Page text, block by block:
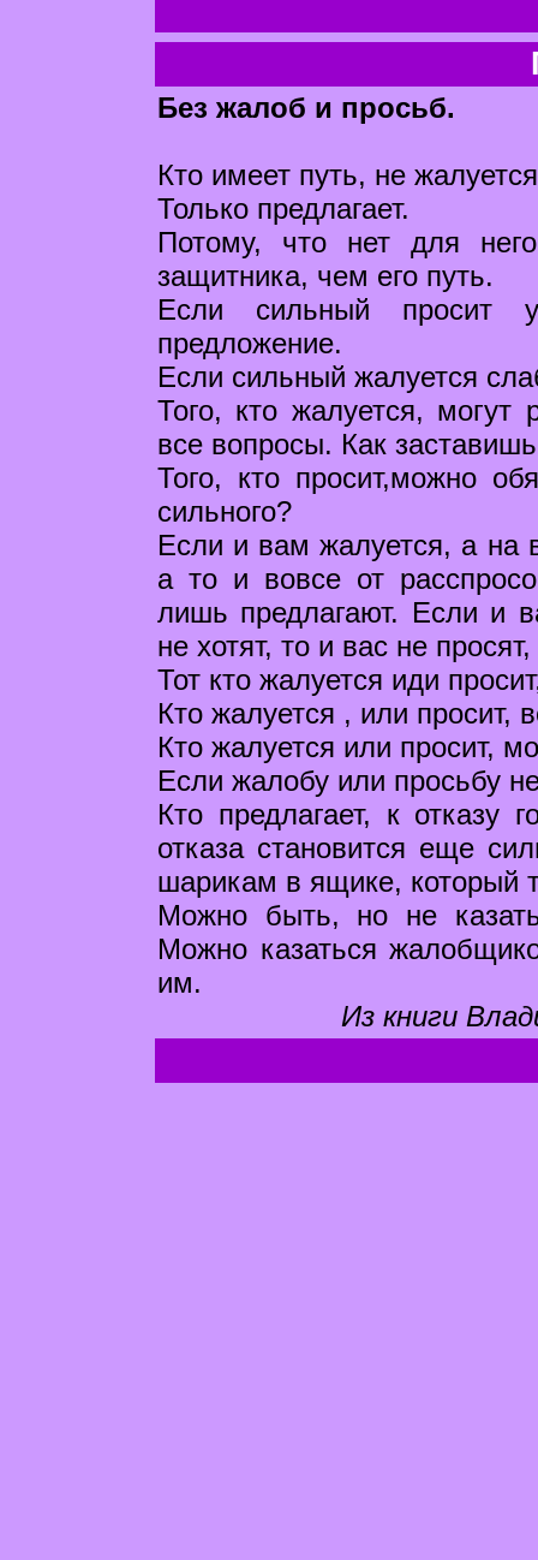
Без жалоб и просьб.
Кто имеет путь, не
Только предлагает.
Потому, что нет для
защитника, чем его путь.
Если сильный просит
предложение.
Если сильный жалуется
Того, кто жалуется, могут
все вопросы. Как
Того, кто просит,можно
сильного?
Если и вам жалуется, а на
а то и вовсе от
лишь предлагают. Если и
не хотят, то и вас не
Тот кто жалуется иди
Кто жалуется , или просит,
Кто жалуется или просит,
Если жалобу или просьбу
Кто предлагает, к отказу
отказа становится еще
шарикам в ящике, который
Можно быть, но не
Можно казаться
им.
Из книги